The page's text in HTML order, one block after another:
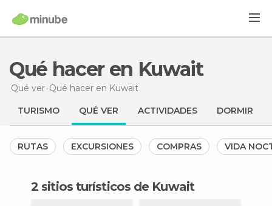
Qué hacer en Kuwait
Qué ver Qué hacer en Kuwait
TURISMO QUÉ VER ACTIVIDADES DORMIR
RUTAS EXCURSIONES COMPRAS VIDA
2 sitios turísticos de Kuwait